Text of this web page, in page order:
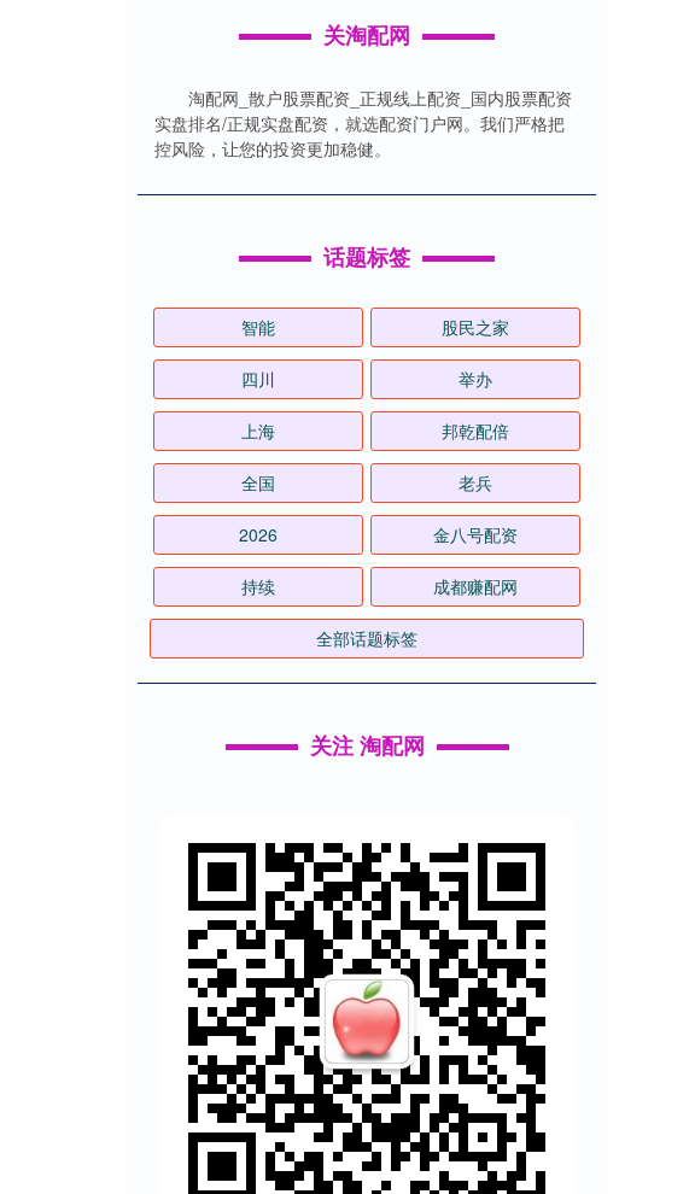
关淘配网
淘配网_散户股票配资_正规线上配资_国内股票配资
实盘排名/正规实盘配资，就选配资门户网。我们严格把
控风险，让您的投资更加稳健。
话题标签
智能 股民之家
四川 举办
上海 邦乾配倍
全国 老兵
2026 金八号配资
持续 成都赚配网
全部话题标签
关注 淘配网